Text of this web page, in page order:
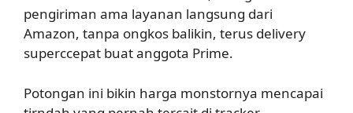
pengiriman ama layanan langsung dari
Amazon, tanpa ongkos balikin, terus delivery
superccepat buat anggota Prime.
Potongan ini bikin harga monstornya mencapai